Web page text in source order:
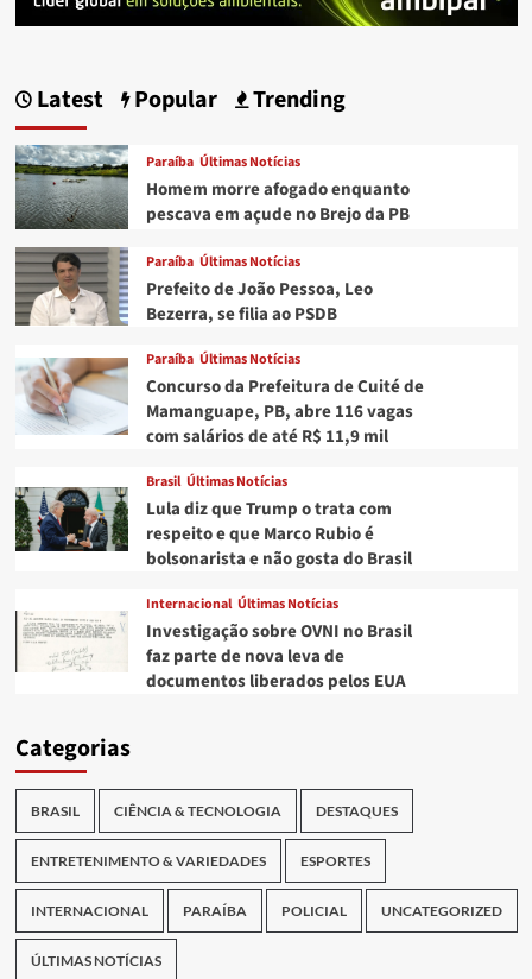
Latest Popular Trending
Paraíba Últimas Notícias
Homem morre afogado enquanto
pescava em açude no Brejo da PB
Paraíba Últimas Notícias
Prefeito de João Pessoa, Leo
Bezerra, se filia ao PSDB
Paraíba Últimas Notícias
Concurso da Prefeitura de Cuité de
Mamanguape, PB, abre 116 vagas
com salários de até R$ 11,9 mil
Brasil Últimas Notícias
Lula diz que Trump o trata com
respeito e que Marco Rubio é
bolsonarista e não gosta do Brasil
Internacional Últimas Notícias
Investigação sobre OVNI no Brasil
faz parte de nova leva de
documentos liberados pelos EUA
Categorias
BRASIL CIÊNCIA & TECNOLOGIA DESTAQUES
ENTRETENIMENTO & VARIEDADES ESPORTES
INTERNACIONAL PARAÍBA POLICIAL UNCATEGORIZED
ÚLTIMAS NOTÍCIAS